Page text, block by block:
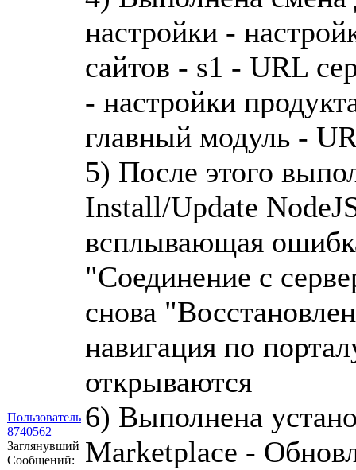
Пользователь
8740562
Заглянувший
Сообщений:
настройки -
сайтов - s1 - URL
- настройки
главный модуль -
5) После этого
Install/Update
всплывающая
"Соединение с
снова
навигация по
открываются
6) Выполнена
Marketplace -